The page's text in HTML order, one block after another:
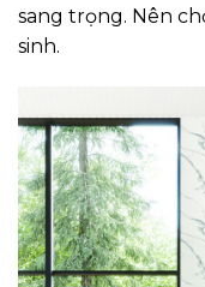
sang trọng. Nên
sinh.